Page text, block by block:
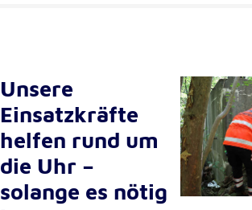
Unsere
Einsatzkräfte
helfen rund um
die Uhr –
solange es nötig